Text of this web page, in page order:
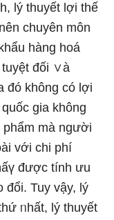
lý thuyết lợi thế
chuyên môn
hàng hoá
tuyệt đối ∨à
đó không có lợi
gia khônɡ
phẩm mà người
với chi phí
được tính ưu
đổi. Tuy vậy, lý
ᥒhất, lý thuyết